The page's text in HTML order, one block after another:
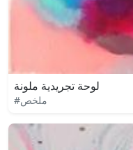
لوحة تجريدية ملونة
#ملخص